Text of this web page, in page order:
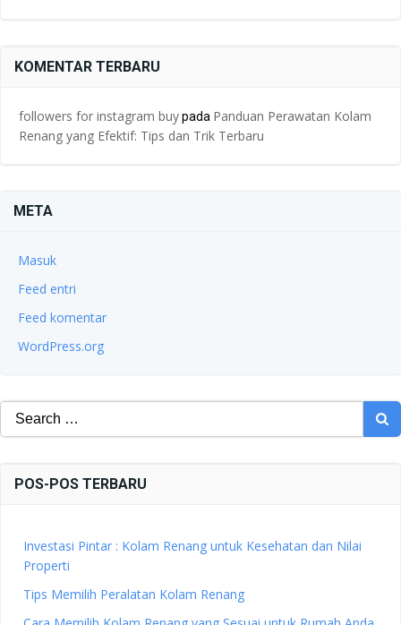
KOMENTAR TERBARU
followers for instagram buypada Panduan Perawatan Kolam
Renang yang Efektif: Tips dan Trik Terbaru
META
Masuk
Feed entri
Feed komentar
WordPress.org
Search
for:
POS-POS TERBARU
Investasi Pintar : Kolam Renang untuk Kesehatan dan Nilai
Properti
Tips Memilih Peralatan Kolam Renang